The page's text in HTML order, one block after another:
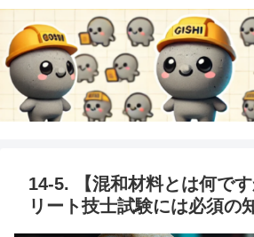
14-5. 【混和材料とは何で
リート技士試験には必須の